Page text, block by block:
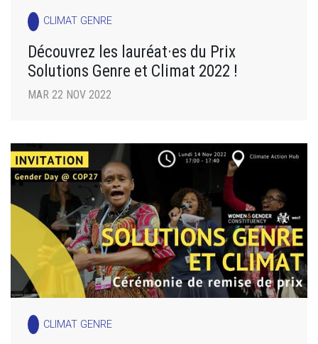
CLIMAT GENRE
Découvrez les lauréat·es du Prix
Solutions Genre et Climat 2022 !
MAR 22 NOV 2022
CLIMAT GENRE